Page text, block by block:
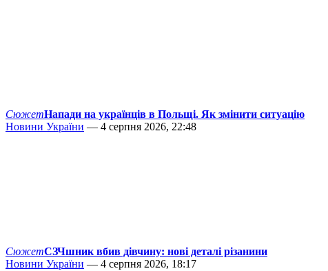
СюжетНапади на українців в Польщі. Як змінити ситуацію
Новини України — 4 серпня 2026, 22:48
СюжетСЗЧшник вбив дівчину: нові деталі різанини
Новини України — 4 серпня 2026, 18:17